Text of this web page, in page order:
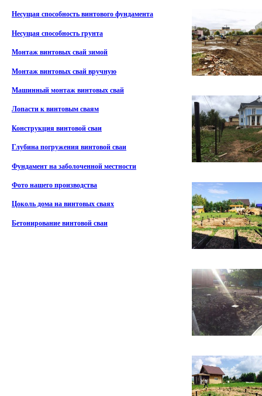
Несущая способность винтового фундамента
Несущая способность грунта
Монтаж винтовых свай зимой
Монтаж винтовых свай вручную
Машинный монтаж винтовых свай
Лопасти к винтовым сваям
Конструкция винтовой сваи
Глубина погружения винтовой сваи
Фундамент на заболоченной местности
Фото нашего производства
Цоколь дома на винтовых сваях
Бетонирование винтовой сваи